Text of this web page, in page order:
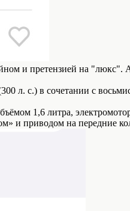
и претензией на "люкс".
л. с.) в сочетании с
1,6 литра,
и приводом на передние